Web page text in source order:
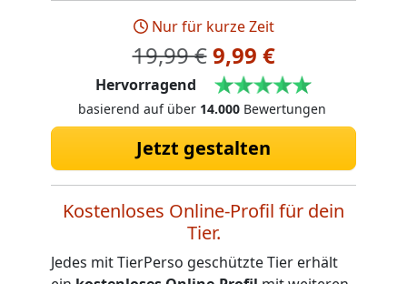
Nur für kurze Zeit
19,99 €9,99 €
Hervorragend
basierend auf über 14.000Bewertungen
Jetzt gestalten
Kostenloses Online-Profil für dein
Tier.
Jedes mit TierPerso geschützte Tier erhält